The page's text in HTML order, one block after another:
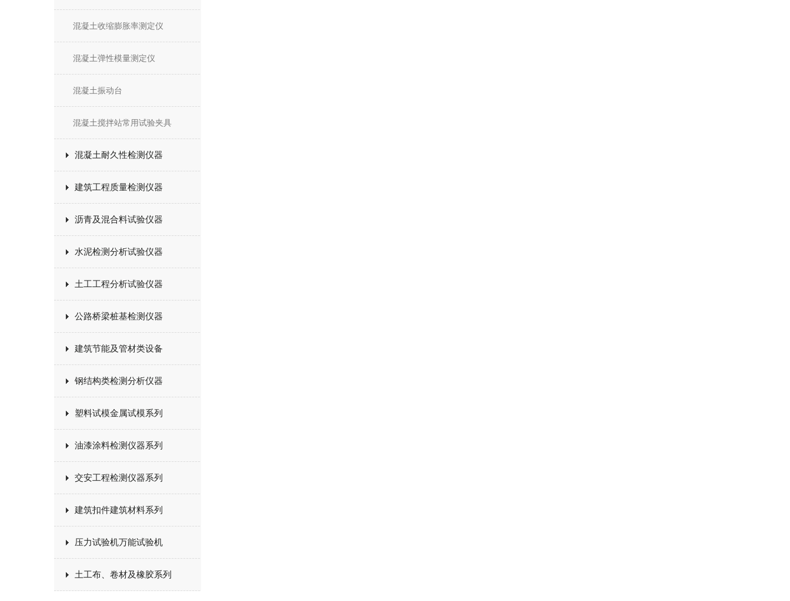
混凝土收缩膨胀率测定仪
混凝土弹性模量测定仪
混凝土振动台
混凝土搅拌站常用试验夹具
混凝土耐久性检测仪器
建筑工程质量检测仪器
沥青及混合料试验仪器
水泥检测分析试验仪器
土工工程分析试验仪器
公路桥梁桩基检测仪器
建筑节能及管材类设备
钢结构类检测分析仪器
塑料试模金属试模系列
油漆涂料检测仪器系列
交安工程检测仪器系列
建筑扣件建筑材料系列
压力试验机万能试验机
土工布、卷材及橡胶系列